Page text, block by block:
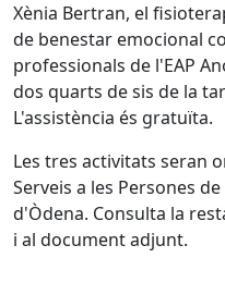
Xènia Bertran, el
de benestar emocional
professionals de l'EAP
dos quarts de sis de la
L'assistència és gratuïta.
Les tres activitats seran
Serveis a les Persones
d'Òdena. Consulta la
i al document adjunt.